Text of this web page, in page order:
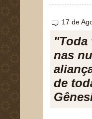
17 de
"Toda
nas
de